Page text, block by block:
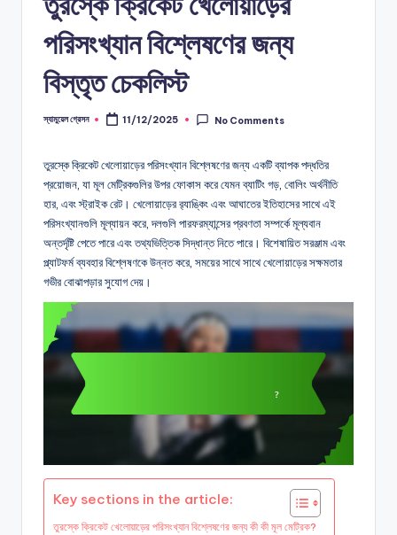
পরিসংখ্যান বিশ্লেষণের জন্য
বিস্তৃত চেকলিস্ট
Posted
স্যামুয়েল গ্রেসন 11/12/2025 No Comments
তুরস্কে ক্রিকেট খেলোয়াড়ের পরিসংখ্যান বিশ্লেষণের জন্য একটি ব্যাপক পদ্ধতির
প্রয়োজন, যা মূল মেট্রিকগুলির উপর ফোকাস করে যেমন ব্যাটিং গড়, বোলিং অর্থনীতি
হার, এবং স্ট্রাইক রেট। খেলোয়াড়ের র‌্যাঙ্কিং এবং আঘাতের ইতিহাসের সাথে এই
পরিসংখ্যানগুলি মূল্যায়ন করে, দলগুলি পারফরম্যান্সের প্রবণতা সম্পর্কে মূল্যবান
অন্তর্দৃষ্টি পেতে পারে এবং তথ্যভিত্তিক সিদ্ধান্ত নিতে পারে। বিশেষায়িত সরঞ্জাম এবং
প্ল্যাটফর্ম ব্যবহার বিশ্লেষণকে উন্নত করে, সময়ের সাথে সাথে খেলোয়াড়ের সক্ষমতার
গভীর বোঝাপড়ার সুযোগ দেয়।
Key sections in the article:
তুরস্কে ক্রিকেট খেলোয়াড়ের পরিসংখ্যান বিশ্লেষণের জন্য কী কী মূল মেট্রিক?